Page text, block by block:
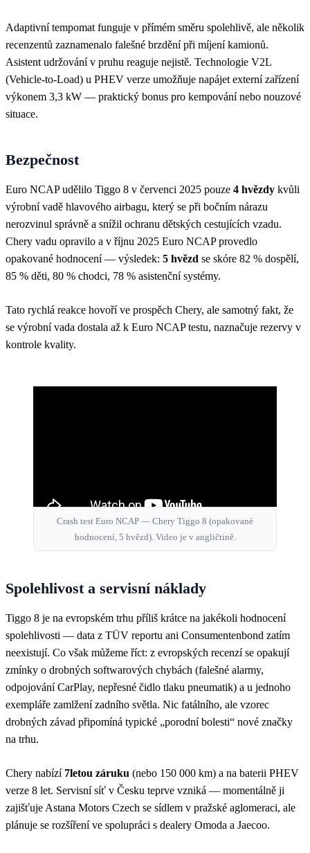
Adaptivní tempomat funguje v přímém směru spolehlivě, ale několik
recenzentů zaznamenalo falešné brzdění při míjení kamionů.
Asistent udržování v pruhu reaguje nejistě. Technologie V2L
(Vehicle-to-Load) u PHEV verze umožňuje napájet externí zařízení
výkonem 3,3 kW — praktický bonus pro kempování nebo nouzové
situace.
Bezpečnost
Euro NCAP udělilo Tiggo 8 v červenci 2025 pouze 4 hvězdy kvůli
výrobní vadě hlavového airbagu, který se při bočním nárazu
nerozvinul správně a snížil ochranu dětských cestujících vzadu.
Chery vadu opravilo a v říjnu 2025 Euro NCAP provedlo
opakované hodnocení — výsledek: 5 hvězd se skóre 82 % dospělí,
85 % děti, 80 % chodci, 78 % asistenční systémy.
Tato rychlá reakce hovoří ve prospěch Chery, ale samotný fakt, že
se výrobní vada dostala až k Euro NCAP testu, naznačuje rezervy v
kontrole kvality.
Crash test Euro NCAP — Chery Tiggo 8 (opakované
hodnocení, 5 hvězd). Video je v angličtině.
Spolehlivost a servisní náklady
Tiggo 8 je na evropském trhu příliš krátce na jakékoli hodnocení
spolehlivosti — data z TÜV reportu ani Consumentenbond zatím
neexistují. Co však můžeme říct: z evropských recenzí se opakují
zmínky o drobných softwarových chybách (falešné alarmy,
odpojování CarPlay, nepřesné čidlo tlaku pneumatik) a u jednoho
exempláře zamlžení zadního světla. Nic fatálního, ale vzorec
drobných závad připomíná typické „porodní bolesti“ nové značky
na trhu.
Chery nabízí 7letou záruku (nebo 150 000 km) a na baterii PHEV
verze 8 let. Servisní síť v Česku teprve vzniká — momentálně ji
zajišťuje Astana Motors Czech se sídlem v pražské aglomeraci, ale
plánuje se rozšíření ve spolupráci s dealery Omoda a Jaecoo.